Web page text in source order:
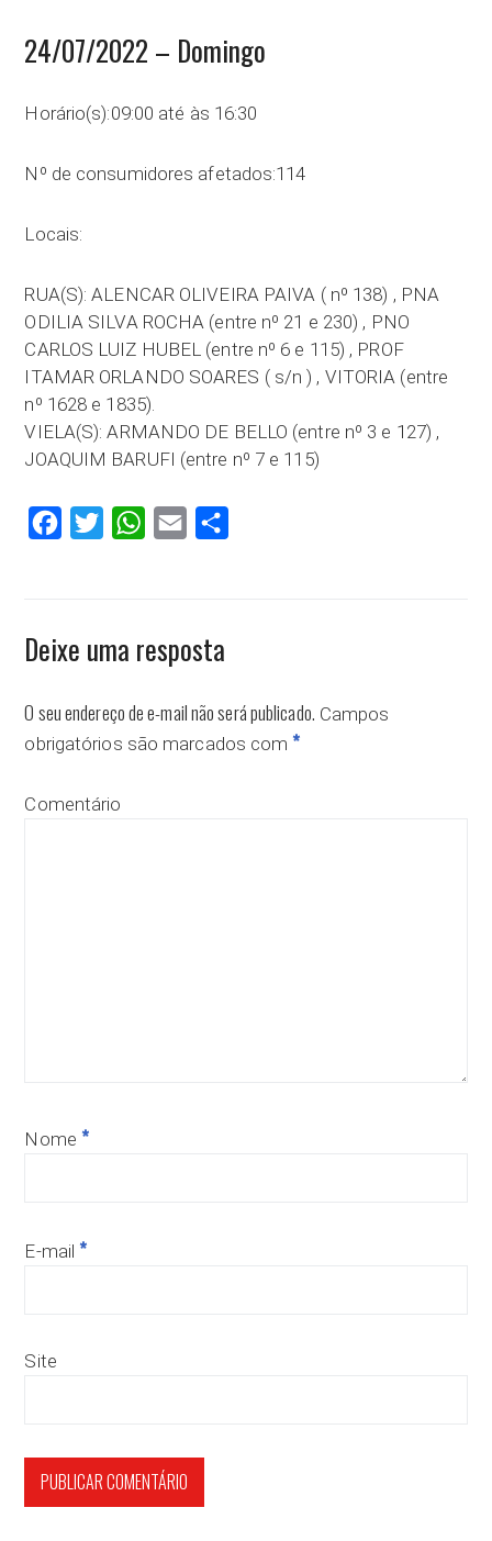
24/07/2022 – Domingo
Horário(s):09:00 até às 16:30
Nº de consumidores afetados:114
Locais:
RUA(S): ALENCAR OLIVEIRA PAIVA ( nº 138) , PNA
ODILIA SILVA ROCHA (entre nº 21 e 230) , PNO
CARLOS LUIZ HUBEL (entre nº 6 e 115) , PROF
ITAMAR ORLANDO SOARES ( s/n ) , VITORIA (entre
nº 1628 e 1835).
VIELA(S): ARMANDO DE BELLO (entre nº 3 e 127) ,
JOAQUIM BARUFI (entre nº 7 e 115)
FacebookTwitter WhatsApp
Email
Deixe uma resposta
O seu endereço de e-mail não será publicado. Campos
obrigatórios são marcados com *
Comentário
Nome *
E-mail *
Site